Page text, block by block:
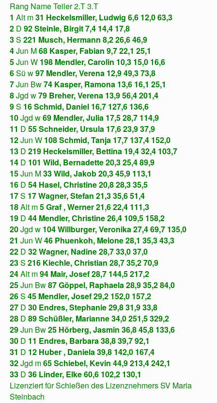
Rang Name Teiler 2.T 3.T
1 Alt m31 Heckelsmiller, Ludwig 6,6 12,0 63,3
2 D 92Steinle, Birgit 7,4 14,4 17,8
3S 221 Musch, Hermann 8,226,6 46,9
4Jun M68 Kasper, Fabian 9,722,1 25,1
5Jun W 198 Mendler, Carolin 10,3 15,0 16,6
6Sü w97 Mendler, Verena 12,949,3 73,8
7Jun Bw74 Kasper, Ramona 13,6 16,1 25,1
8Jgd w79 Breher, Verena 13,956,4 201,4
9S 16Schmid, Daniel 16,7 127,6 136,6
10Jgd w69 Mendler, Julia 17,528,7 114,9
11 D 55Schneider, Ursula 17,623,9 37,9
12Jun W 108Schmid, Tanja 17,7 137,4 152,0
13 D 219 Heckelsmiller, Bettina 19,432,4 103,7
14 D 101 Wild, Bernadette 20,325,4 89,9
15Jun M33Wild, Jakob 20,345,9 113,1
16 D 54 Hasel, Christine 20,828,3 35,5
17S 17Wagner, Stefan 21,335,6 51,4
18Alt m5Graf , Werner 21,622,4 111,3
19 D 44 Mendler, Christine 26,4 109,5 158,2
20Jgd w 104Willburger, Veronika 27,469,7 135,0
21 Jun W46 Phuenkoh, Melone 28,1 35,3 43,3
22 D 32Wagner, Nadine 28,733,0 37,0
23S 216 Kiechle, Christian 28,735,2 70,9
24Alt m94 Mair, Josef 28,7 144,5 217,2
25Jun Bw87Göppel, Raphaela 28,935,2 84,0
26S 45 Mendler, Josef 29,2 152,0 157,2
27 D 30 Endres, Stephanie 29,831,9 33,8
28 D 89Schüßler, Marianne 34,0251,5 329,2
29Jun Bw25 Hörberg, Jasmin 36,845,8 133,6
30 D 11 Endres, Barbara 38,839,7 92,1
31 D 12 Huber , Daniela 39,8 142,0 167,4
32Jgd m65Schiebel, Kevin 44,9213,4 242,1
33 D 36 Linder, Elke 60,6 102,2 130,1
Lizenziert für Schießen des Lizenznehmers SV Maria
Steinbach